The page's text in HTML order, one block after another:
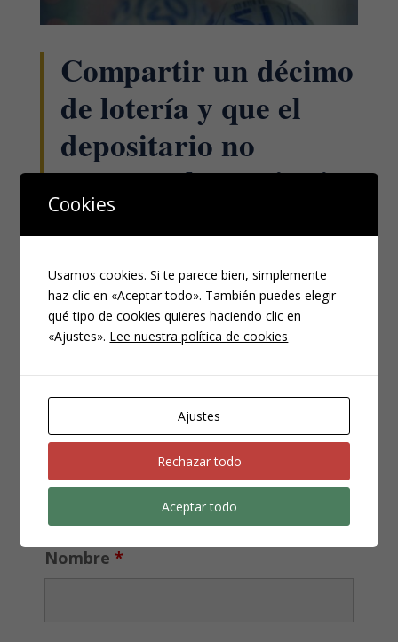
Compartir un décimo
de lotería y que el
depositario no
reparta el premio si
resulta premiado es
apropiación indebida.
DIC 22, 2022 |PENAL
dos décimos de lotería del Sorteo de Navidad, jugando
cada uno de ellos 10 euros de cada décimo, esto es la
mitad del valor de cada billete. A mediados de...
¿NECESITAS UN ABOGADO?
Nombre *
Cookies
Usamos cookies. Si te parece bien, simplemente
haz clic en «Aceptar todo». También puedes elegir
qué tipo de cookies quieres haciendo clic en
«Ajustes». Lee nuestra política de cookies
Ajustes
Rechazar todo
Aceptar todo